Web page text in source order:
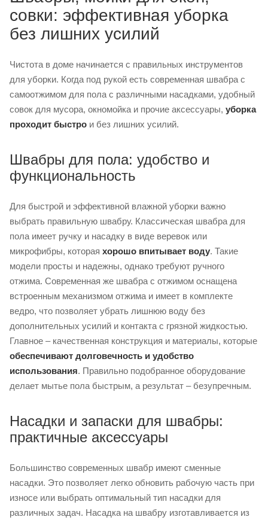
совки: эффективная уборка
без лишних усилий
Чистота в доме начинается с правильных инструментов
для уборки. Когда под рукой есть современная швабра с
самоотжимом для пола с различными насадками, удобный
совок для мусора, окномойка и прочие аксессуары, уборка
проходит быстро и без лишних усилий.
Швабры для пола: удобство и
функциональность
Для быстрой и эффективной влажной уборки важно
выбрать правильную швабру. Классическая швабра для
пола имеет ручку и насадку в виде веревок или
микрофибры, которая хорошо впитывает воду. Такие
модели просты и надежны, однако требуют ручного
отжима. Современная же швабра с отжимом оснащена
встроенным механизмом отжима и имеет в комплекте
ведро, что позволяет убрать лишнюю воду без
дополнительных усилий и контакта с грязной жидкостью.
Главное – качественная конструкция и материалы, которые
обеспечивают долговечность и удобство
использования. Правильно подобранное оборудование
делает мытье пола быстрым, а результат – безупречным.
Насадки и запаски для швабры:
практичные аксессуары
Большинство современных швабр имеют сменные
насадки. Это позволяет легко обновить рабочую часть при
износе или выбрать оптимальный тип насадки для
различных задач. Насадка на швабру изготавливается из